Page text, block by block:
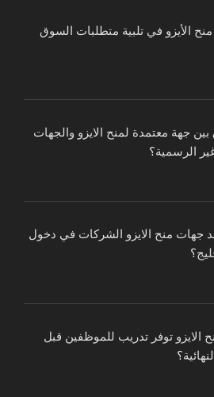
الأيزو في تلبية متطلبات السوق
جهة معتمدة لمنح الايزو والجهات
الرسمية؟
جهات منح الايزو الشركات في دخول
الايزو توفر تدريب للموظفين قبل